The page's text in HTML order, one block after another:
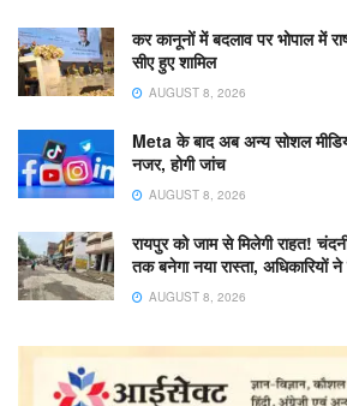
कर कानूनों में बदलाव पर भोपाल में
सीए हुए शामिल
AUGUST 8, 2026
Meta के बाद अब अन्य सोशल
नजर, होगी जांच
AUGUST 8, 2026
रायपुर को जाम से मिलेगी राहत!
तक बनेगा नया रास्ता, अधिकारियों ने
AUGUST 8, 2026